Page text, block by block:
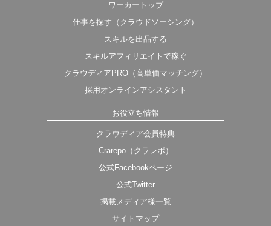
ワーカートップ
仕事を探す（クラウドソーシング）
スキルを出品する
スキルアフィリエイトで稼ぐ
クラウディアPRO（高単価マッチング）
採用オンラインアシスタント
お役立ち情報
クラウディア会員特典
Crarepo（クラレポ）
公式Facebookページ
公式Twitter
掲載メディア様一覧
サイトマップ